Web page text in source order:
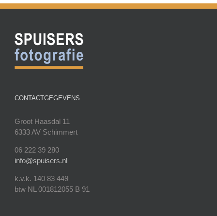
CONTACTGEGEVENS
Groot Haasdal 11
6333 AV Schimmert
06 222 39 280
info@spuisers.nl
k.v.k. 140 83 449
btw NL 001812055 B 91